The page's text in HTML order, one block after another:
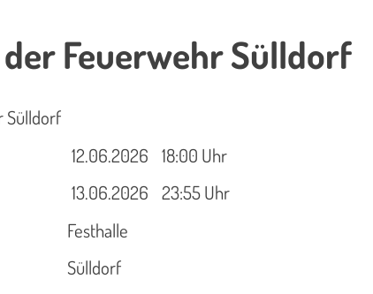
Feuerwehr Sülldorf
Sülldorf
12.06.2026
18:00 Uhr
13.06.2026
23:55 Uhr
Festhalle
Sülldorf